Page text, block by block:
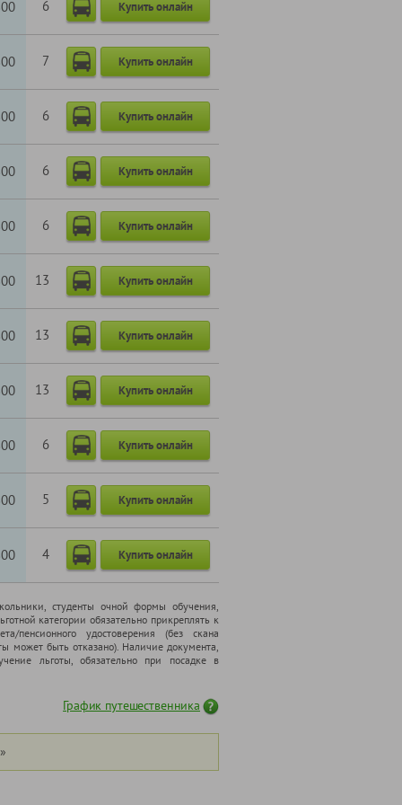
6 Купить онлайн
7 Купить онлайн
6 Купить онлайн
6 Купить онлайн
6 Купить онлайн
13 Купить онлайн
13 Купить онлайн
13 Купить онлайн
6 Купить онлайн
5 Купить онлайн
4 Купить онлайн
cтуденты очной формы обучения,
категории обязательно прикреплять к
пенсионного удостоверения (без скана
может быть отказано). Наличие документа,
льготы, обязательно при посадке в
График путешественника